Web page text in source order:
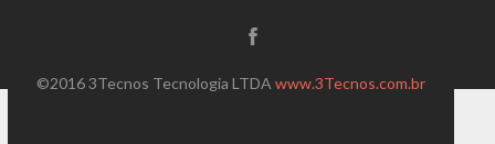
©2016 3Tecnos Tecnologia LTDA www.3Tecnos.com.br